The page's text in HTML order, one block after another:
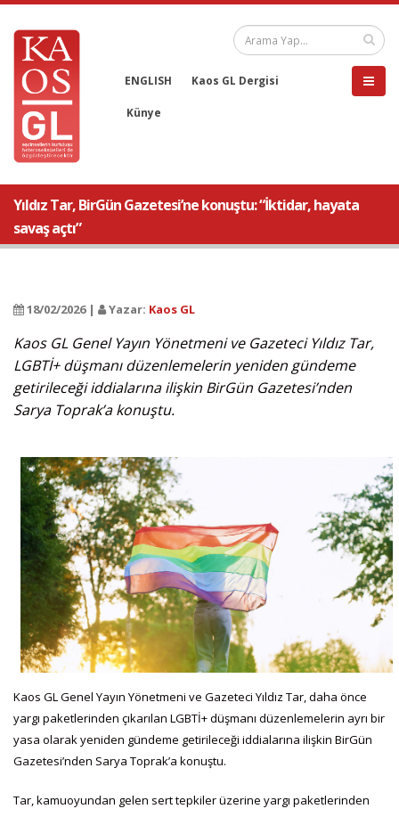
ENGLISH Kaos GL Dergisi
Künye
Yıldız Tar, BirGün Gazetesi’ne konuştu: “İktidar, hayata
savaş açtı”
18/02/2026 | Yazar: Kaos GL
Kaos GL Genel Yayın Yönetmeni ve Gazeteci Yıldız Tar,
LGBTİ+ düşmanı düzenlemelerin yeniden gündeme
getirileceği iddialarına ilişkin BirGün Gazetesi’nden
Sarya Toprak’a konuştu.
Kaos GL Genel Yayın Yönetmeni ve Gazeteci Yıldız Tar, daha önce
yargı paketlerinden çıkarılan LGBTİ+ düşmanı düzenlemelerin ayrı bir
yasa olarak yeniden gündeme getirileceği iddialarına ilişkin BirGün
Gazetesi’nden Sarya Toprak’a konuştu.
Tar, kamuoyundan gelen sert tepkiler üzerine yargı paketlerinden